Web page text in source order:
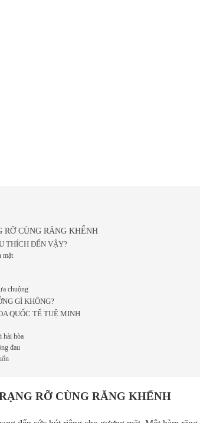
CÙNG RĂNG KHỂNH
THÍCH ĐẾN VẬY?
mặt
chuộng
GÌ KHÔNG?
QUỐC TẾ TUỆ MINH
hài hòa
đau
RỠ CÙNG RĂNG KHỂNH